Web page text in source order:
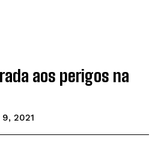
aos perigos na
2021